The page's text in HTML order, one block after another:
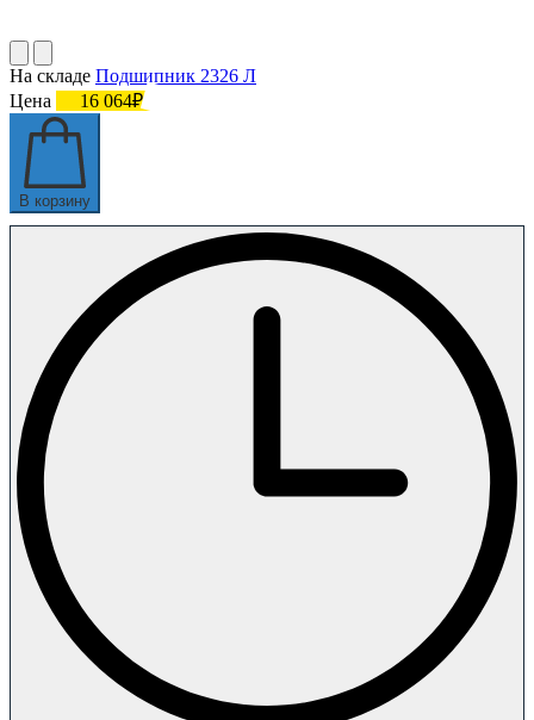
На складе Подшипник 2326 Л
Цена
16 064₽
В корзину